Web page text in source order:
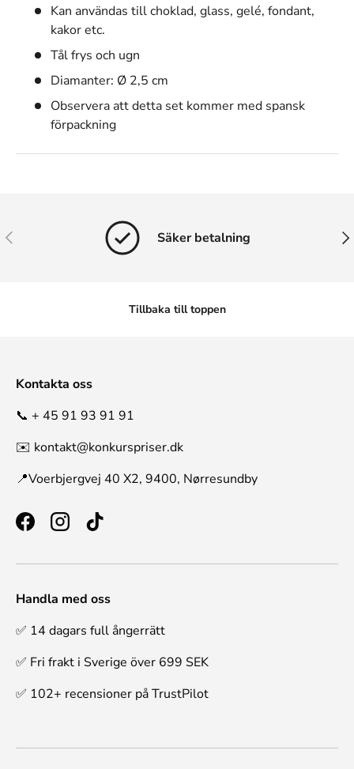
Kan användas till choklad, glass, gelé, fondant,
kakor etc.
Tål frys och ugn
Diamanter: Ø 2,5 cm
Observera att detta set kommer med spansk
förpackning
Tidigare Säker betalning
Tillbaka till toppen
Kontakta oss
📞 + 45 91 93 91 91
✉️ kontakt@konkurspriser.dk
📍Voerbjergvej 40 X2, 9400, Nørresundby
FacebookInstagramTikTok
Handla med oss
✅ 14 dagars full ångerrätt
✅ Fri frakt i Sverige över 699 SEK
✅ 102+ recensioner på TrustPilot